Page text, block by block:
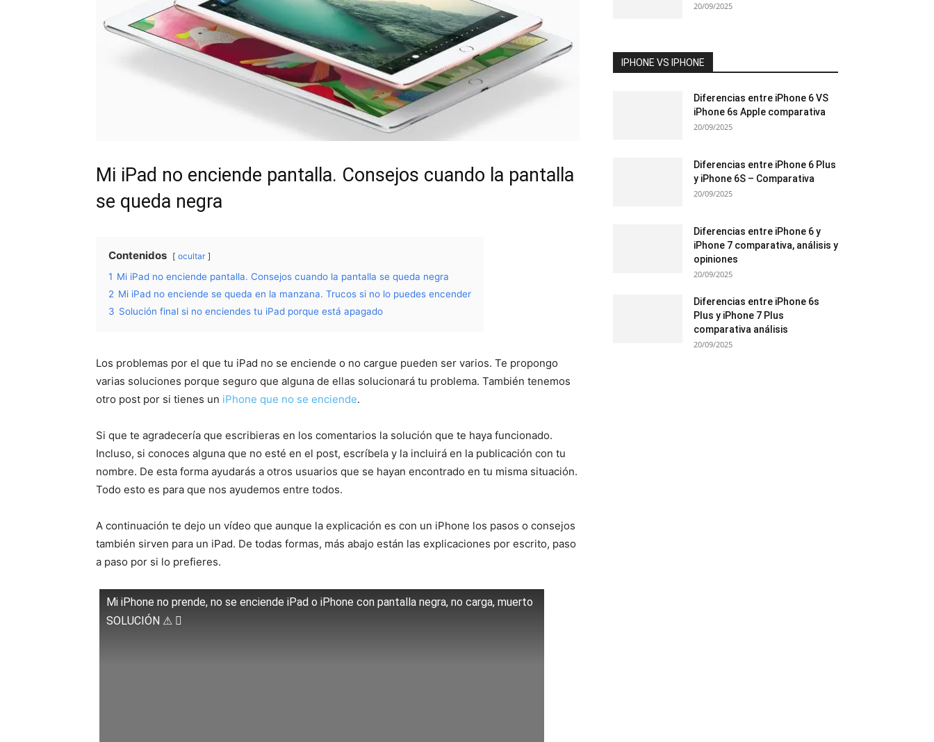
Mi iPad no enciende pantalla. Consejos cuando la pantalla
se queda negra
Contenidos ocultar
1 Mi iPad no enciende pantalla. Consejos cuando la pantalla se queda negra
2 Mi iPad no enciende se queda en la manzana. Trucos si no lo puedes encender
3 Solución final si no enciendes tu iPad porque está apagado
Los problemas por el que tu iPad no se enciende o no cargue pueden ser varios. Te propongo
varias soluciones porque seguro que alguna de ellas solucionará tu problema. También tenemos
otro post por si tienes un iPhone que no se enciende.
Si que te agradecería que escribieras en los comentarios la solución que te haya funcionado.
Incluso, si conoces alguna que no esté en el post, escríbela y la incluirá en la publicación con tu
nombre. De esta forma ayudarás a otros usuarios que se hayan encontrado en tu misma situación.
Todo esto es para que nos ayudemos entre todos.
A continuación te dejo un vídeo que aunque la explicación es con un iPhone los pasos o consejos
también sirven para un iPad. De todas formas, más abajo están las explicaciones por escrito, paso
a paso por si lo prefieres.
Mi iPhone no prende, no se enciende iPad o iPhone con pantalla negra, no carga, muerto
SOLUCIÓN ⚠ 
20/09/2025
IPHONE VS IPHONE
Diferencias entre iPhone 6 VS
iPhone 6s Apple comparativa
20/09/2025
Diferencias entre iPhone 6 Plus
y iPhone 6S – Comparativa
20/09/2025
Diferencias entre iPhone 6 y
iPhone 7 comparativa, análisis y
opiniones
20/09/2025
Diferencias entre iPhone 6s
Plus y iPhone 7 Plus
comparativa análisis
20/09/2025